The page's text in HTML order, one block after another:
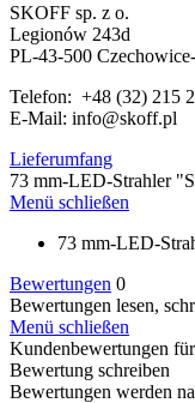
SKOFF sp. z o.
Legionów 243d
PL-43-500
Telefon: +48 (32) 215
E-Mail: info@skoff.pl
Lieferumfang
73 mm-LED-Strahler
Menü schließen
73 mm-LED-
Bewertungen 0
Bewertungen lesen,
Menü schließen
Kundenbewertungen
Bewertung schreiben
Bewertungen werden